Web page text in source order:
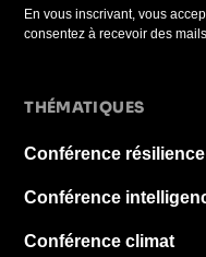
En vous inscrivant, vous
consentez à recevoir des
THÉMATIQUES
Conférence résilience
Conférence
Conférence climat